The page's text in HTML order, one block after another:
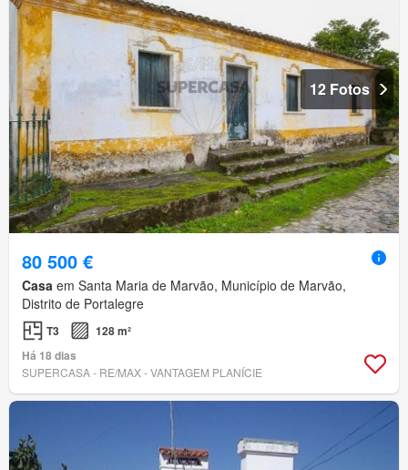
12 Fotos
80 500 €
Casa em Santa Maria de Marvão, Município de Marvão,
Distrito de Portalegre
T3
128 m²
Há 18 dias
SUPERCASA - RE/MAX - VANTAGEM PLANÍCIE